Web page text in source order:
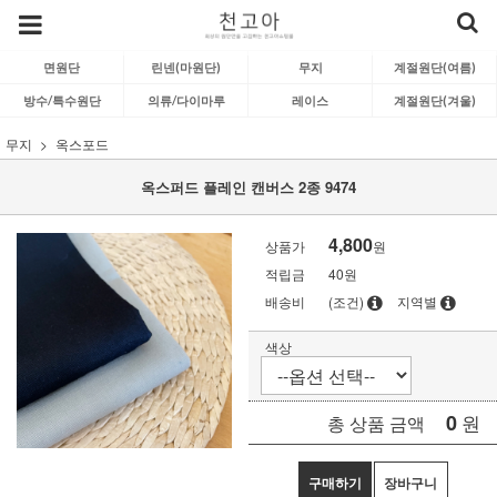
면원단 린넨(마원단) 무지 계절원단(여름)
방수/특수원단 의류/다이마루 레이스 계절원단(겨울)
무지 옥스포드
옥스퍼드 플레인 캔버스 2종 9474
상품가 4,800원
적립금
40원
배송비
(조건) 지역별
색상
총 상품 금액 0 원
구매하기 장바구니